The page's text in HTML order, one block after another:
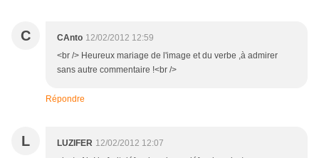
C CAnto 12/02/2012 12:59
<br /> Heureux mariage de l'image et du verbe ,à admirer
sans autre commentaire !<br />
Répondre
L LUZIFER 12/02/2012 12:07